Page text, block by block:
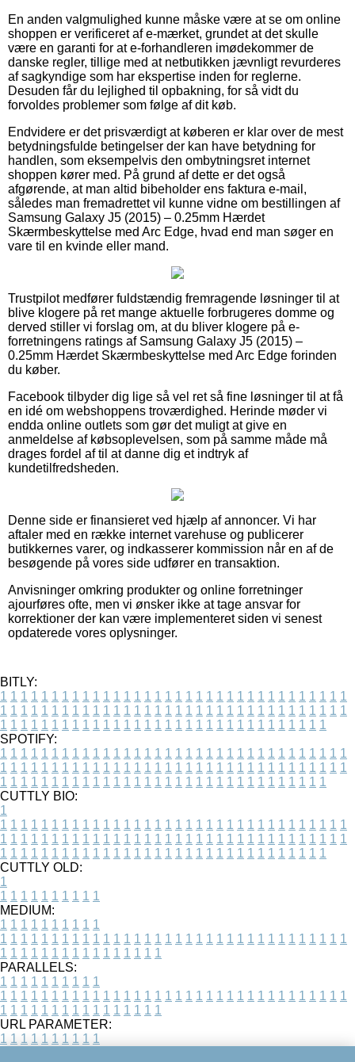
En anden valgmulighed kunne måske være at se om online
shoppen er verificeret af e-mærket, grundet at det skulle
være en garanti for at e-forhandleren imødekommer de
danske regler, tillige med at netbutikken jævnligt revurderes
af sagkyndige som har ekspertise inden for reglerne.
Desuden får du lejlighed til opbakning, for så vidt du
forvoldes problemer som følge af dit køb.
Endvidere er det prisværdigt at køberen er klar over de mest
betydningsfulde betingelser der kan have betydning for
handlen, som eksempelvis den ombytningsret internet
shoppen kører med. På grund af dette er det også
afgørende, at man altid bibeholder ens faktura e-mail,
således man fremadrettet vil kunne vidne om bestillingen af
Samsung Galaxy J5 (2015) – 0.25mm Hærdet
Skærmbeskyttelse med Arc Edge, hvad end man søger en
vare til en kvinde eller mand.
Trustpilot medfører fuldstændig fremragende løsninger til at
blive klogere på ret mange aktuelle forbrugeres domme og
derved stiller vi forslag om, at du bliver klogere på e-
forretningens ratings af Samsung Galaxy J5 (2015) –
0.25mm Hærdet Skærmbeskyttelse med Arc Edge forinden
du køber.
Facebook tilbyder dig lige så vel ret så fine løsninger til at få
en idé om webshoppens troværdighed. Herinde møder vi
endda online outlets som gør det muligt at give en
anmeldelse af købsoplevelsen, som på samme måde må
drages fordel af til at danne dig et indtryk af
kundetilfredsheden.
Denne side er finansieret ved hjælp af annoncer. Vi har
aftaler med en række internet varehuse og publicerer
butikkernes varer, og indkasserer kommission når en af de
besøgende på vores side udfører en transaktion.
Anvisninger omkring produkter og online forretninger
ajourføres ofte, men vi ønsker ikke at tage ansvar for
korrektioner der kan være implementeret siden vi senest
opdaterede vores oplysninger.
BITLY:
1 1 1 1 1 1 1 1 1 1 1 1 1 1 1 1 1 1 1 1 1 1 1 1 1 1 1 1 1 1 1 1 1 1
1 1 1 1 1 1 1 1 1 1 1 1 1 1 1 1 1 1 1 1 1 1 1 1 1 1 1 1 1 1 1 1 1 1
1 1 1 1 1 1 1 1 1 1 1 1 1 1 1 1 1 1 1 1 1 1 1 1 1 1 1 1 1 1 1 1
SPOTIFY:
1 1 1 1 1 1 1 1 1 1 1 1 1 1 1 1 1 1 1 1 1 1 1 1 1 1 1 1 1 1 1 1 1 1
1 1 1 1 1 1 1 1 1 1 1 1 1 1 1 1 1 1 1 1 1 1 1 1 1 1 1 1 1 1 1 1 1 1
1 1 1 1 1 1 1 1 1 1 1 1 1 1 1 1 1 1 1 1 1 1 1 1 1 1 1 1 1 1 1 1
CUTTLY BIO:
1
1 1 1 1 1 1 1 1 1 1 1 1 1 1 1 1 1 1 1 1 1 1 1 1 1 1 1 1 1 1 1 1 1 1
1 1 1 1 1 1 1 1 1 1 1 1 1 1 1 1 1 1 1 1 1 1 1 1 1 1 1 1 1 1 1 1 1 1
1 1 1 1 1 1 1 1 1 1 1 1 1 1 1 1 1 1 1 1 1 1 1 1 1 1 1 1 1 1 1 1
CUTTLY OLD:
1
1 1 1 1 1 1 1 1 1 1
MEDIUM:
1 1 1 1 1 1 1 1 1 1
1 1 1 1 1 1 1 1 1 1 1 1 1 1 1 1 1 1 1 1 1 1 1 1 1 1 1 1 1 1 1 1 1 1
1 1 1 1 1 1 1 1 1 1 1 1 1 1 1 1
PARALLELS:
1 1 1 1 1 1 1 1 1 1
1 1 1 1 1 1 1 1 1 1 1 1 1 1 1 1 1 1 1 1 1 1 1 1 1 1 1 1 1 1 1 1 1 1
1 1 1 1 1 1 1 1 1 1 1 1 1 1 1 1
URL PARAMETER:
1 1 1 1 1 1 1 1 1 1